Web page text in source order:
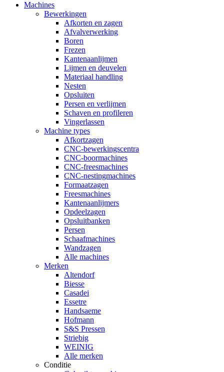
Machines
Bewerkingen
Afkorten en zagen
Afvalverwerking
Boren
Frezen
Kantenaanlijmen
Lijmen en deuvelen
Materiaal handling
Nesten
Opsluiten
Persen en verlijmen
Schaven en profileren
Vingerlassen
Machine types
Afkortzagen
CNC-bewerkingscentra
CNC-boormachines
CNC-freesmachines
CNC-nestingmachines
Formaatzagen
Freesmachines
Kantenaanlijmers
Opdeelzagen
Opsluitbanken
Persen
Schaafmachines
Wandzagen
Alle machines
Merken
Altendorf
Biesse
Casadei
Essetre
Handsaeme
Hofmann
S&S Pressen
Striebig
WEINIG
Alle merken
Conditie